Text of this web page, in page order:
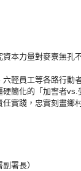
力量對麥寮無孔
員工等各路行動者
簡化的「加害者vs.
踐，忠實刻畫鄉
署長）